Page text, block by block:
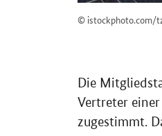
© istockphoto.com/
Die
Vertreter
zugestimmt.